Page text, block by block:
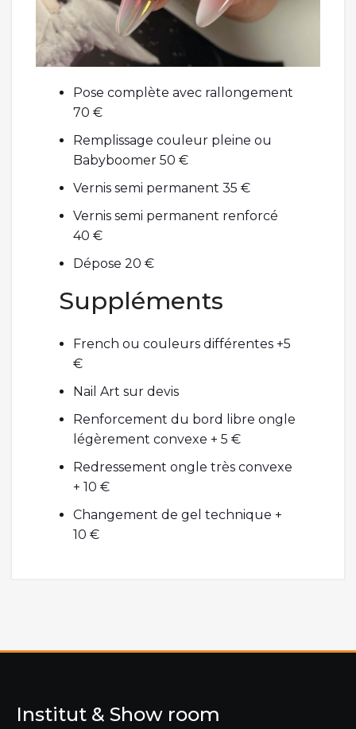
Pose complète avec rallongement
70 €
Remplissage couleur pleine ou
Babyboomer 50 €
Vernis semi permanent 35 €
Vernis semi permanent renforcé
40 €
Dépose 20 €
Suppléments
French ou couleurs différentes +5
€
Nail Art sur devis
Renforcement du bord libre ongle
légèrement convexe + 5 €
Redressement ongle très convexe
+ 10 €
Changement de gel technique +
10 €
Institut & Show room